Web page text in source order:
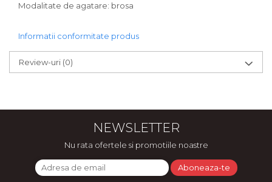
Modalitate de agatare: brosa
Informatii conformitate produs
Review-uri (0)
NEWSLETTER
Nu rata ofertele si promotiile noastre